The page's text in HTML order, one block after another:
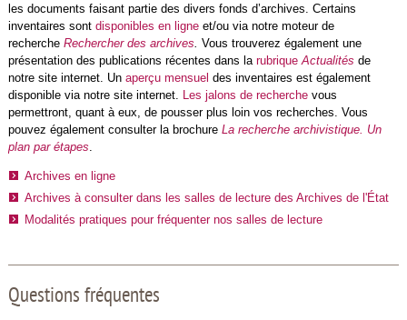
les documents faisant partie des divers fonds d’archives. Certains
inventaires sont disponibles en ligneet/ou via notre moteur de
recherche Rechercher des archives Vous trouverez également une
présentation des publications récentes dans la rubrique Actualités de
notre site internet. Un aperçu mensuel des inventaires est également
disponible via notre site internet.
Les jalons de recherchevous
permettront, quant à eux, de pousser plus loin vos recherches. Vous
pouvez également consulter la brochure La recherche archivistique. Un
plan par étapes
Archives en ligne
Archives à consulter dans les salles de lecture des Archives de l'État
Modalités pratiques pour fréquenter nos salles de lecture
Questions fréquentes